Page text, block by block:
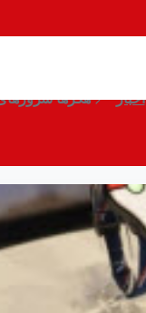
اخبار هکرها سرورهای